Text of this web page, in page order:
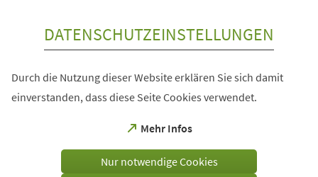
DATENSCHUTZEINSTELLUNGEN
Durch die Nutzung dieser Website erklären Sie sich damit
einverstanden, dass diese Seite Cookies verwendet.
Mehr Infos
(Öffnet
einem
Nur notwendige Cookies